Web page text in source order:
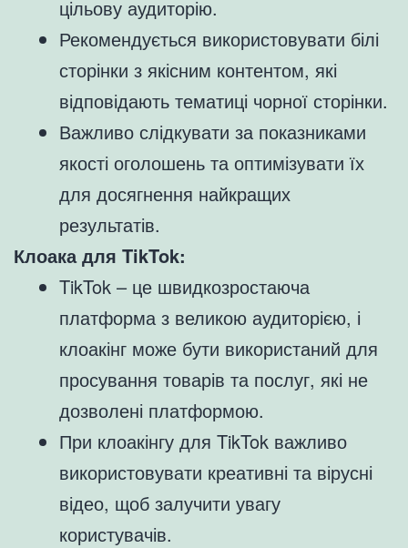
цільову аудиторію.
Рекомендується використовувати білі
сторінки з якісним контентом, які
відповідають тематиці чорної сторінки.
Важливо слідкувати за показниками
якості оголошень та оптимізувати їх
для досягнення найкращих
результатів.
Клоака для TikTok:
TikTok – це швидкозростаюча
платформа з великою аудиторією, і
клоакінг може бути використаний для
просування товарів та послуг, які не
дозволені платформою.
При клоакінгу для TikTok важливо
використовувати креативні та вірусні
відео, щоб залучити увагу
користувачів.